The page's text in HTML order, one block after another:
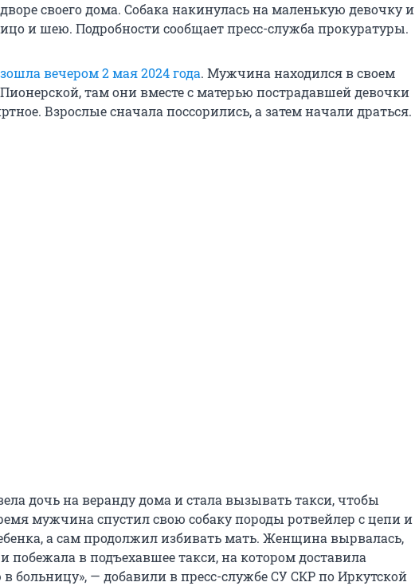
своего дома. Собака накинулась на маленькую девочку и
и шею. Подробности сообщает пресс-служба прокуратуры.
вечером 2 мая 2024 года. Мужчина находился в своем
там они вместе с матерью пострадавшей девочки
Взрослые сначала поссорились, а затем начали драться.
дочь на веранду дома и стала вызывать такси, чтобы
мужчина спустил свою собаку породы ротвейлер с цепи и
а сам продолжил избивать мать. Женщина вырвалась,
побежала в подъехавшее такси, на котором доставила
больницу», — добавили в пресс-службе СУ СКР по Иркутской